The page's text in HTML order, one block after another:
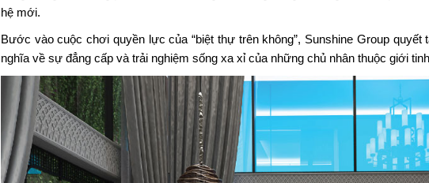
hệ mới.
Bước vào cuộc chơi quyền lực của “biệt thự trên không”, Sunshine Group
nghĩa về sự đẳng cấp và trải nghiệm sống xa xỉ của những chủ nhân thuộc giới